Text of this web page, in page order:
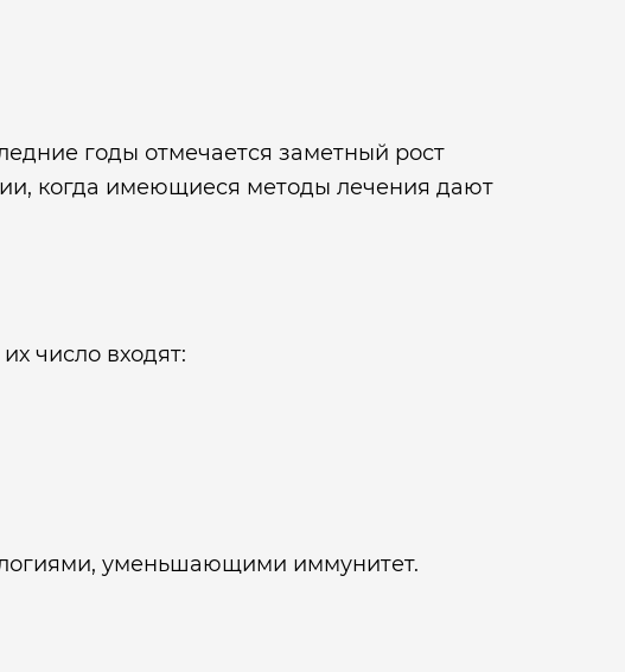
годы отмечается заметный рост
когда имеющиеся методы лечения дают
число входят:
уменьшающими иммунитет.